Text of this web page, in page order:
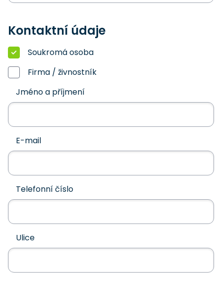
Kontaktní údaje
Soukromá osoba
Firma / živnostník
Jméno a příjmení
E-mail
Telefonní číslo
Ulice